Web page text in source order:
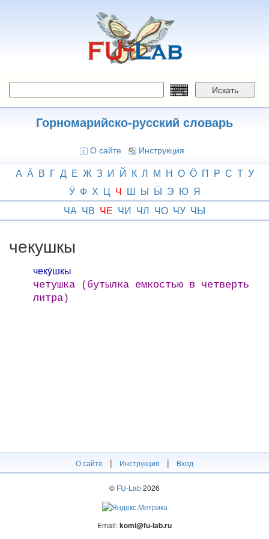
Искать
Горномарийско-русский словарь
О сайте Инструкция
А Ӓ В Г Д Е Ж З И Й К Л М Н О Ӧ П Р С Т У
Ӱ Ф Х Ц Ч Ш Ы Ӹ Э Ю Я
ЧА ЧВ ЧЕ ЧИ ЧЛ ЧО ЧУ ЧЫ
чекушкы
чеку́шкы
четушка (бутылка емкостью в четверть
литра)
О сайте | Инструкция | Вход
© FU-Lab2026
Email:komi@fu-lab.ru